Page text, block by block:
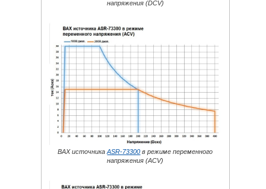
напряжения (DCV)
ВАХ источникаASR-73300 в режиме переменного
напряжения (ACV)